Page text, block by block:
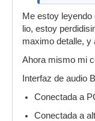
Me estoy
lio, estoy
maximo detalle, y
Ahora mismo mi
Interfaz de audio
Conectada a
Conectada a